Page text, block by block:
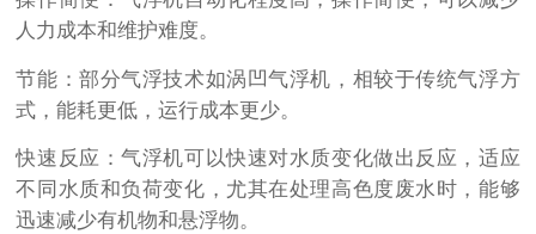
人力成本和维护难度。
节能：部分气浮技术如涡凹气浮机，相较于传统气浮方
式，能耗更低，运行成本更少。
快速反应：气浮机可以快速对水质变化做出反应，适应
不同水质和负荷变化，尤其在处理高色度废水时，能够
迅速减少有机物和悬浮物。